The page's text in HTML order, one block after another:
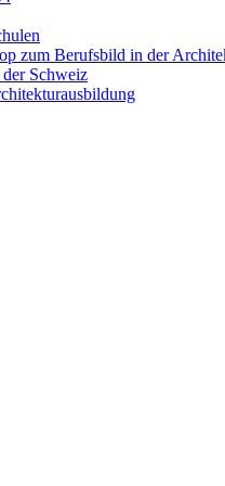
zum Berufsbild in der
Schweiz